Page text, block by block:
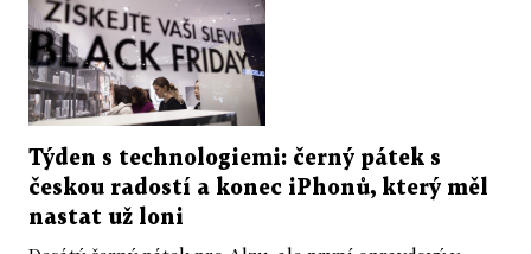
Týden s technologiemi: černý pátek s
českou radostí a konec iPhonů, který měl
nastat už loni